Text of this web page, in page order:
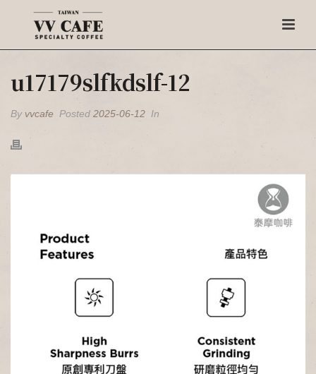
u17179slfkdslf-12
By vvcafe Posted 2025-06-12 In